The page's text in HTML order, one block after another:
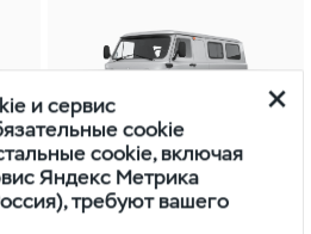
и сервис
cookie
cookie, включая
Яндекс Метрика
требуют вашего